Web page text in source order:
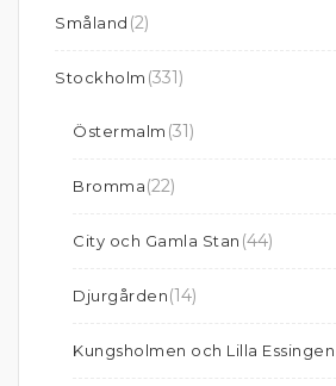
Småland (2)
Stockholm (331)
Östermalm (31)
Bromma(22)
City och Gamla Stan (44)
Djurgården(14)
Kungsholmen och Lilla Essingen